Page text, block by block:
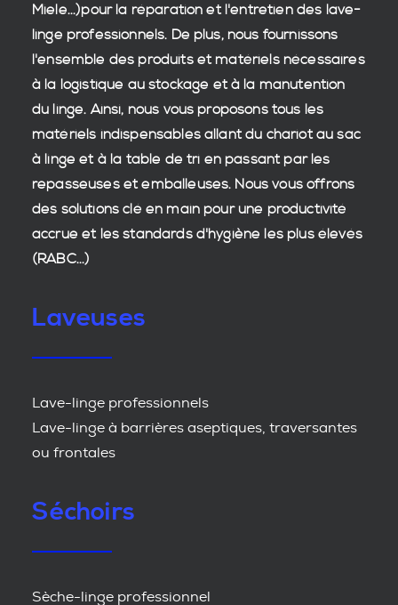
Miele...)pour la réparation et l'entretien des lave-
linge professionnels. De plus, nous fournissons
l'ensemble des produits et matériels nécessaires
à la logistique au stockage et à la manutention
du linge. Ainsi, nous vous proposons tous les
matériels indispensables allant du chariot au sac
à linge et à la table de tri en passant par les
repasseuses et emballeuses. Nous vous offrons
des solutions clé en main pour une productivité
accrue et lesstandards d'hygiène les plus élevés
(RABC...)
Laveuses
Lave-linge professionnels
Lave-linge à barrières aseptiques, traversantes
ou frontales
Séchoirs
Sèche-linge professionnel